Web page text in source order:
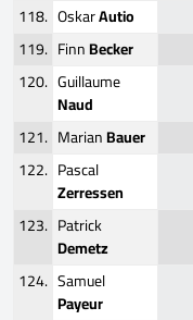
118. OskarAutio
119. FinnBecker
120. Guillaume
Naud
121. MarianBauer
122. Pascal
Zerressen
123. Patrick
Demetz
124. Samuel
Payeur